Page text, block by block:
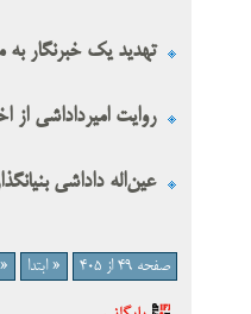
تهدید یک خبرنگار
روایت امیرداداشی از
عین‌اله داداشی
صفحه 49 از 405 « ابتدا «